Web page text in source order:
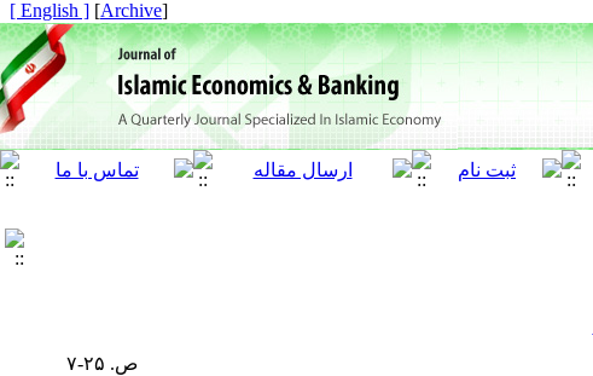
[
Archive
]
[ English ]
ص. ۲۵-۷